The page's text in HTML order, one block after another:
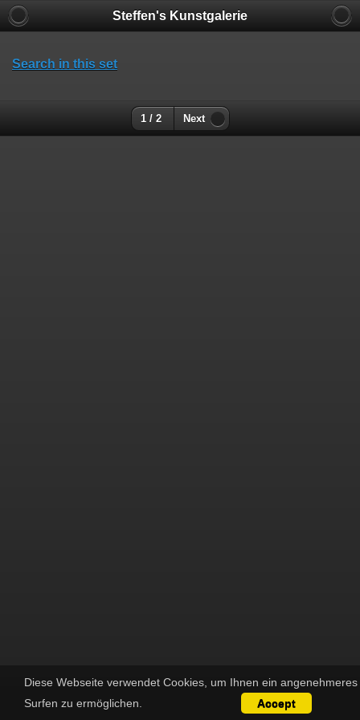
Steffen's Kunstgalerie
Search in this set
Diese Webseite verwendet Cookies, um Ihnen ein angenehmeres
Surfen zu ermöglichen.
Accept
1 / 2 Next